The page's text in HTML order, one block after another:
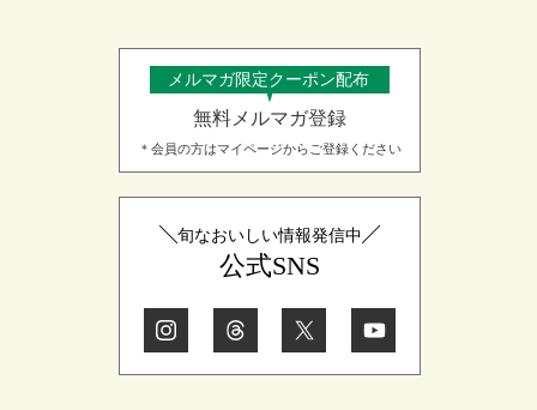
メルマガ限定クーポン配布
無料メルマガ登録
＊会員の方はマイページからご登録ください
旬なおいしい情報発信中
公式SNS